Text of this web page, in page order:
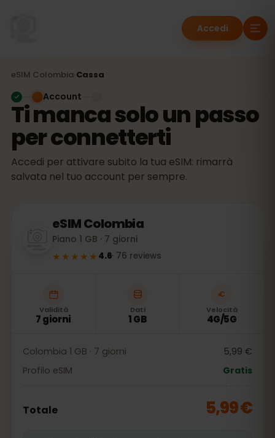
Accedi
eSIM Colombia Cassa
Ti manca solo un passo
per connetterti
Accedi per attivare subito la tua eSIM: rimarrà
salvata nel tuo account per sempre.
Account
eSIMColombia
Piano 1 GB · 7 giorni
★★★★★ 4.6· 76 reviews
Validità
7 giorni
Dati
1 GB
Velocità
4G/5G
Colombia 1 GB · 7 giorni
5,99 €
Profilo eSIM
Gratis
Totale 5,99 €